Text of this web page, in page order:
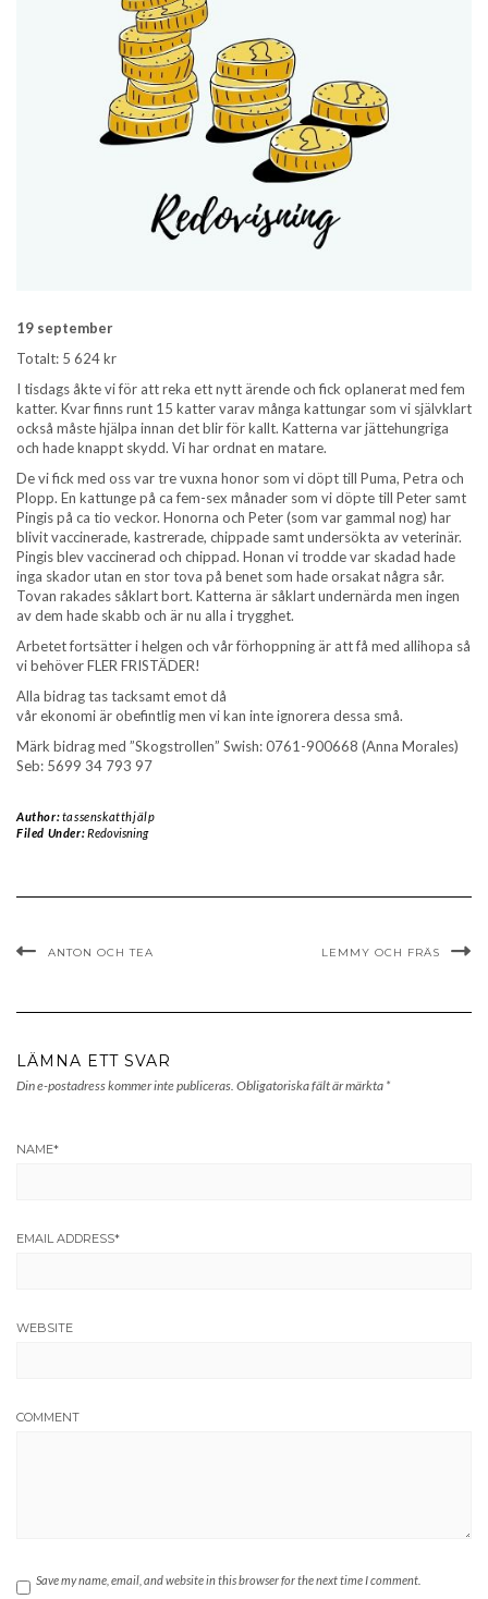
19 september
Totalt: 5 624 kr
I tisdags åkte vi för att reka ett nytt ärende och fick oplanerat med fem
katter. Kvar finns runt 15 katter varav många kattungar som vi självklart
också måste hjälpa innan det blir för kallt. Katterna var jättehungriga
och hade knappt skydd. Vi har ordnat en matare.
De vi fick med oss var tre vuxna honor som vi döpt till Puma, Petra och
Plopp. En kattunge på ca fem-sex månader som vi döpte till Peter samt
Pingis på ca tio veckor. Honorna och Peter (som var gammal nog) har
blivit vaccinerade, kastrerade, chippade samt undersökta av veterinär.
Pingis blev vaccinerad och chippad. Honan vi trodde var skadad hade
inga skador utan en stor tova på benet som hade orsakat några sår.
Tovan rakades såklart bort. Katterna är såklart undernärda men ingen
av dem hade skabb och är nu alla i trygghet.
Arbetet fortsätter i helgen och vår förhoppning är att få med allihopa så
vi behöver FLER FRISTÄDER!
Alla bidrag tas tacksamt emot då
vår ekonomi är obefintlig men vi kan inte ignorera dessa små.
Märk bidrag med ”Skogstrollen” Swish: 0761-900668 (Anna Morales)
Seb: 5699 34 793 97
Author:tassenskatthjälp
Filed Under:Redovisning
ANTON OCH TEA LEMMY OCH FRÄS
LÄMNA ETT SVAR
Din e-postadress kommer inte publiceras. Obligatoriska fält är märkta *
NAME*
EMAIL ADDRESS*
WEBSITE
COMMENT
Save my name, email, and website in this browser for the next time I comment.